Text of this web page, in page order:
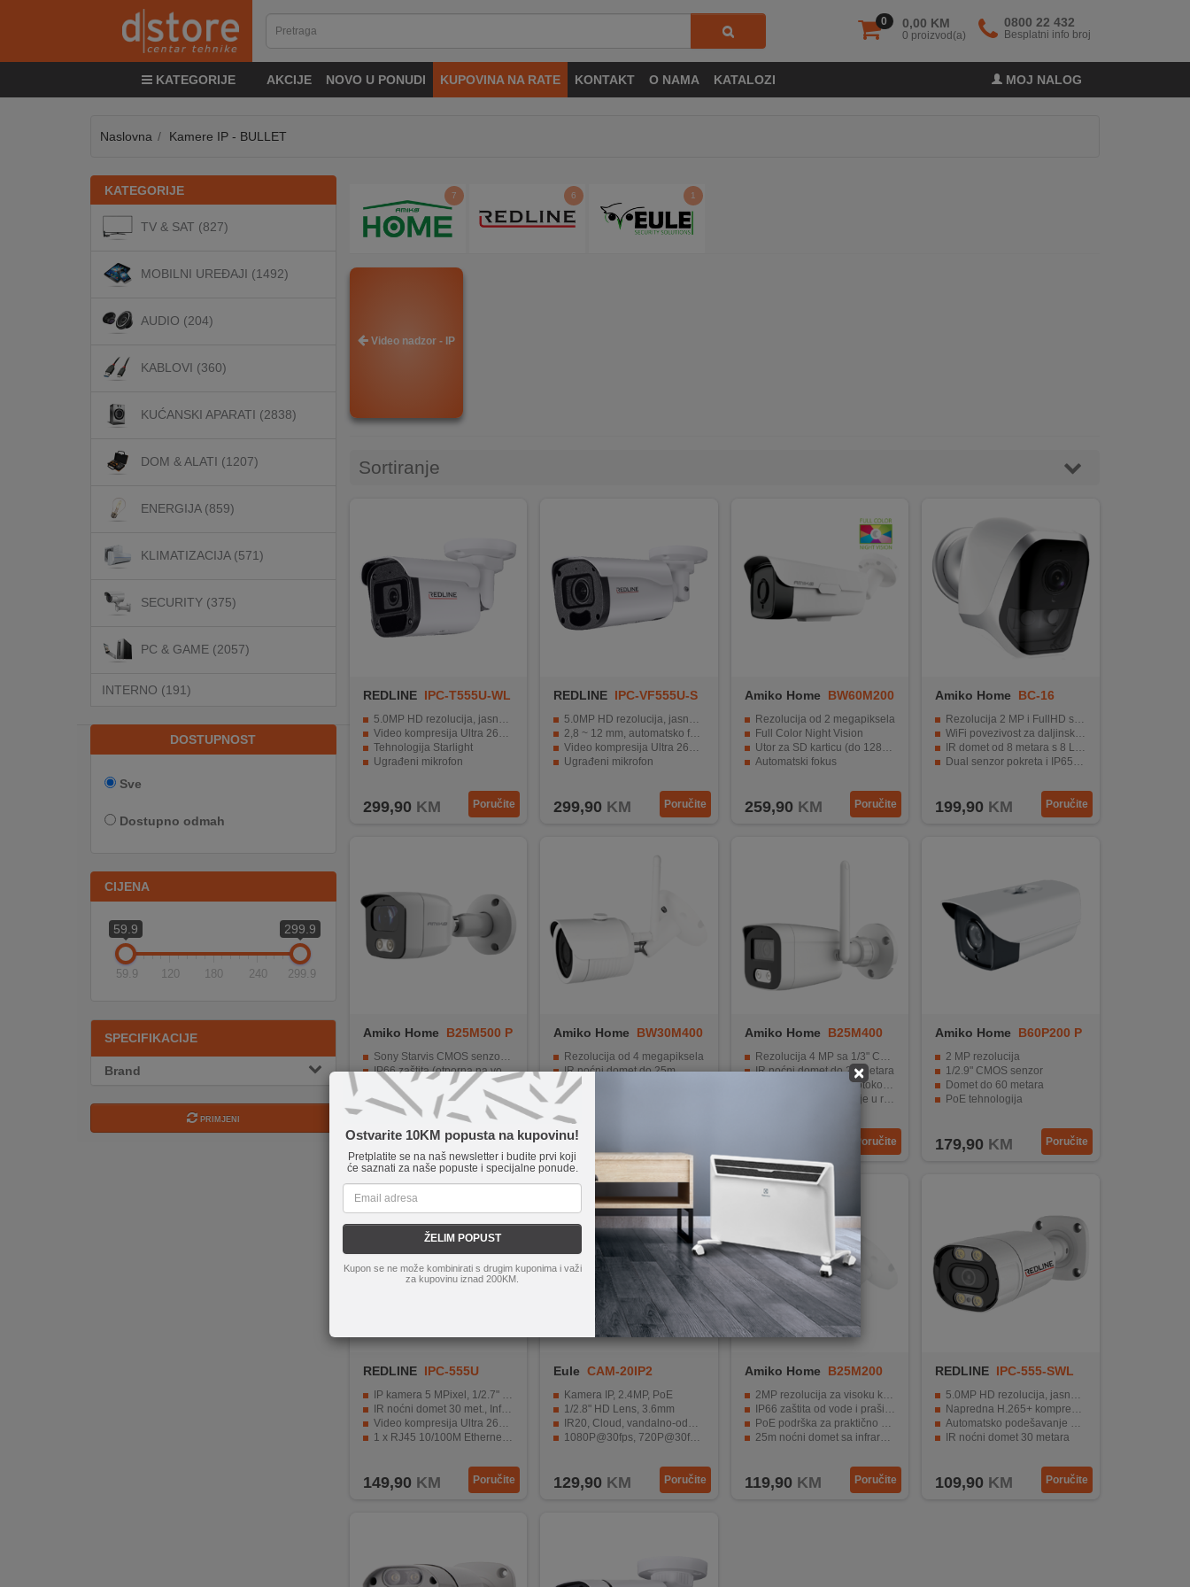
0 0,00 KM
0 proizvod(a)
0800 22 432
Besplatni info broj
KATEGORIJE AKCIJE NOVO U PONUDI KUPOVINA NA RATE KONTAKT O NAMA KATALOZI MOJ NALOG
&
KLIMATIZACIJA
×
Ostvarite 10KM popusta na kupovinu!
Pretplatite se na naš newsletter i budite prvi koji
će saznati za naše popuste i specijalne ponude.
ŽELIM POPUST
Kupon se ne može kombinirati s drugim kuponima i važi
za kupovinu iznad 200KM.
Naslovna Kamere IP - BULLET
KATEGORIJE
TV & SAT (827)
MOBILNI UREĐAJI (1492)
AUDIO (204)
KABLOVI (360)
KUĆANSKI APARATI (2838)
DOM & ALATI (1207)
ENERGIJA (859)
KLIMATIZACIJA (571)
SECURITY (375)
PC & GAME (2057)
INTERNO (191)
DOSTUPNOST
Sve
Dostupno odmah
CIJENA
59.9 299.9
59.9 120 180 240 299.9
SPECIFIKACIJE
Brand
PRIMJENI
7 6 1
Video nadzor - IP
Sortiranje
REDLINE IPC-T555U-WL
5.0MP HD rezolucija, jasne slike
Video kompresija Ultra 265, H.265, H.264, MJPEG
Tehnologija Starlight
Ugrađeni mikrofon
299,90 KM Poručite
REDLINE IPC-VF555U-S
5.0MP HD rezolucija, jasne slike
2,8 ~ 12 mm, automatsko fokusiranje i motorizirani zum objektiv
Video kompresija Ultra 265, H.265, H.264, MJPEG
Ugrađeni mikrofon
299,90 KM Poručite
Amiko Home
BW60M200
Rezolucija od 2 megapiksela
Full Color Night Vision
Utor za SD karticu (do 128GB)
Automatski fokus
259,90 KM Poručite
Amiko Home BC-16
Rezolucija 2 MP i FullHD snimanje
WiFi povezivost za daljinsko nadgledanje
IR domet od 8 metara s 8 LED dioda
Dual senzor pokreta i IP65 otpornost
199,90 KM Poručite
Amiko Home
B25M500 P
OE
Sony Starvis CMOS senzor 1/2.8"
IP66 zaštita (otporna na vodu i prašinu)
IR noćni domet ~ 40 m, Infrared LED 42µ x 4
Ethernet 10/100M (RJ-45), PoE
H.265+ / H.265 / H.264+ / H.264 kompresijski formati
189,90KM Poručite
Amiko Home
BW30M400
WIFI
Rezolucija od 4 megapiksela
IR noćni domet do 25m
IP66 zaštita (voda i prašina)
Aplikacija za smartphone
Ethernet priključak brzine 10/100M
179,90
Amiko Home
B25M400
WIFI
Rezolucija 4 MP sa 1/3" CMOS senzorom
IR noćni domet do 25 metara
Podrška za ONVIF protokol verzije 2.4
WDR za bolje snimanje u različitim uvjetima osvjetljenja
Poručite
Amiko Home
B60P200 P
OE
2 MP rezolucija
1/2.9" CMOS senzor
Domet do 60 metara
PoE tehnologija
179,90 KM Poručite
REDLINE IPC-555U
IP kamera 5 MPixel, 1/2.7" CMOS
IR noćni domet 30 met., Infrared LED
Video kompresija Ultra 265, H.265, H.264, MJPEG
1 x RJ45 10/100M Ethernet priključak
149,90 KM Poručite
Eule CAM-20IP2
Kamera IP, 2.4MP, PoE
1/2.8" HD Lens, 3.6mm
IR20, Cloud, vandalno-odbojan
1080P@30fps, 720P@30fps HD Lens
129,90 KM Poručite
Amiko Home
B25M200
2MP rezolucija za visoku kvalitetu slike
IP66 zaštita od vode i prašine
PoE podrška za praktično napajanje
25m noćni domet sa infrared LED
119,90 KM Poručite
REDLINE IPC-555-SWL
5.0MP HD rezolucija, jasne i fine slike
Napredna H.265+ kompresija video
Automatsko podešavanje svjetla prema okruženju
IR noćni domet 30 metara
109,90 KM Poručite